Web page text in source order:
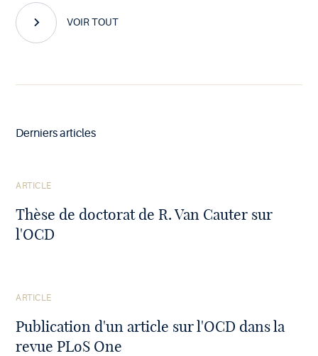
VOIR TOUT
Derniers articles
Voir
Thèse de doctorat de R. Van Cauter sur
l'OCD
ARTICLE
Voir
Publication d'un article sur l'OCD dans la
revue PLoS One
ARTICLE